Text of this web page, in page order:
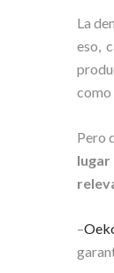
La
eso,
como
Pero
lugar
–